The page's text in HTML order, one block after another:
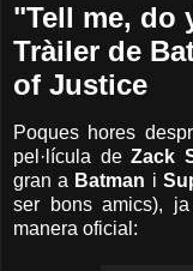
"Tell me, do
Tràiler de
of Justice
Poques hores
pel·lícula deZack
gran a Batman i
ser bons amics),
manera oficial: